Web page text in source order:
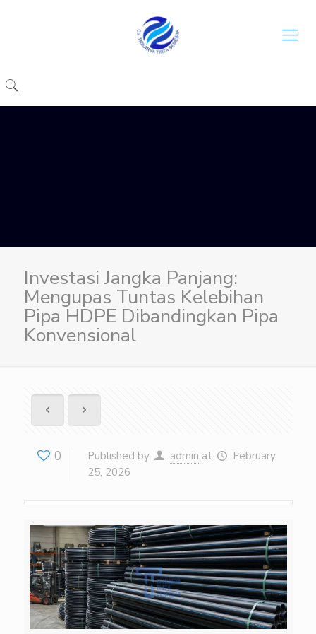
Investasi Jangka Panjang:
Mengupas Tuntas Kelebihan
Pipa HDPE Dibandingkan Pipa
Konvensional
0 Published by admin at
February
25, 2026